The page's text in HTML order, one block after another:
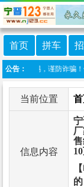
首页 拼车
公告：
高警惕，谨防诈骗！
当前位置
信息内容